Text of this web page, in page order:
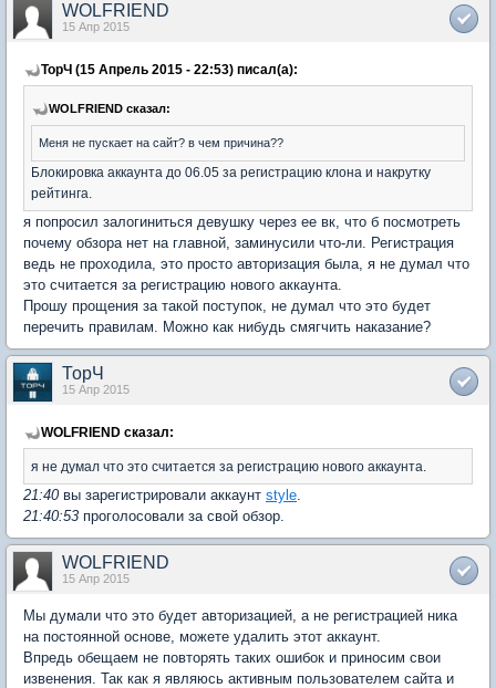
WOLFRIEND
15 Апр 2015
ТорЧ (15 Апрель 2015 - 22:53) писал(а):
WOLFRIEND сказал:
Меня не пускает на сайт? в чем причина??
Блокировка аккаунта до 06.05 за регистрацию клона и накрутку
рейтинга.
я попросил залогиниться девушку через ее вк, что б посмотреть
почему обзора нет на главной, заминусили что-ли. Регистрация
ведь не проходила, это просто авторизация была, я не думал что
это считается за регистрацию нового аккаунта.
Прошу прощения за такой поступок, не думал что это будет
перечить правилам. Можно как нибудь смягчить наказание?
ТорЧ
15 Апр 2015
WOLFRIEND сказал:
я не думал что это считается за регистрацию нового аккаунта.
21:40 вы зарегистрировали аккаунт style.
21:40:53 проголосовали за свой обзор.
WOLFRIEND
15 Апр 2015
Мы думали что это будет авторизацией, а не регистрацией ника
на постоянной основе, можете удалить этот аккаунт.
Впредь обещаем не повторять таких ошибок и приносим свои
извенения. Так как я являюсь активным пользователем сайта и